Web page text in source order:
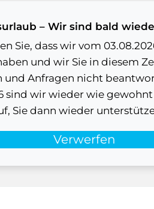
– Wir sind bald
Sie, dass wir vom
und wir Sie in diesem
und Anfragen nicht
sind wir wieder wie
Sie dann wieder
Verwerfen